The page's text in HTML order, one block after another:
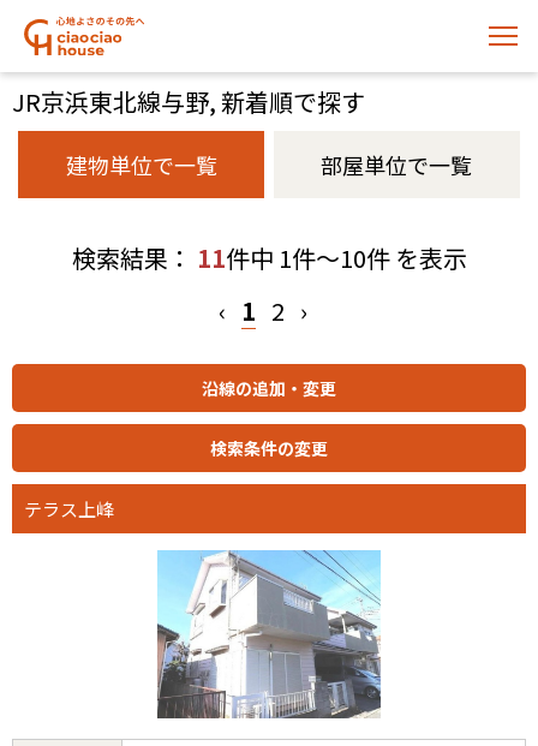
JR京浜東北線与野, 新着順で探す
建物単位で一覧 部屋単位で一覧
検索結果： 11件中 1件～10件 を表示
‹ 1 2 ›
テラス上峰